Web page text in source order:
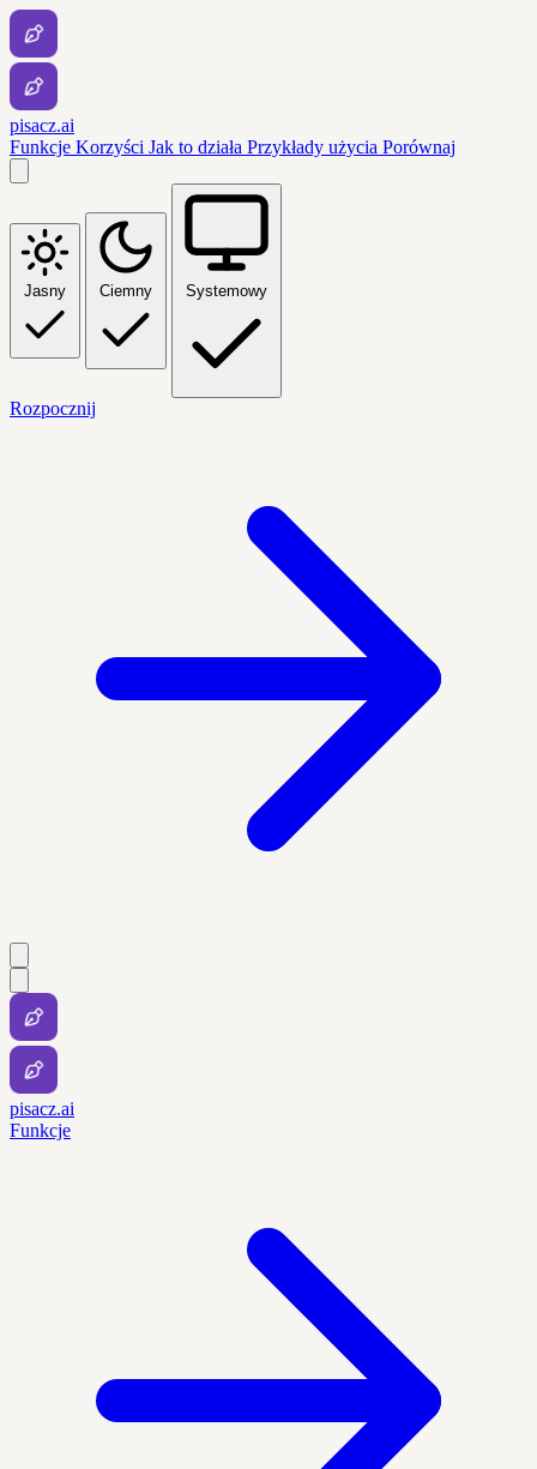
pisacz.ai
Funkcje Korzyści Jak to działa Przykłady użycia Porównaj
Jasny Ciemny Systemowy
Rozpocznij
pisacz.ai
Funkcje